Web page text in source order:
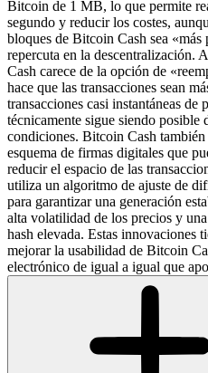
Bitcoin de 1 MB, lo que permite
segundo y reducir los costes,
bloques de Bitcoin Cash sea «más
repercuta en la descentralización.
Cash carece de la opción de
hace que las transacciones sean
transacciones casi instantáneas de
técnicamente sigue siendo posible
condiciones. Bitcoin Cash
esquema de firmas digitales que
reducir el espacio de las
utiliza un algoritmo de ajuste de
para garantizar una generación
alta volatilidad de los precios y
hash elevada. Estas innovaciones
mejorar la usabilidad de Bitcoin
electrónico de igual a igual que